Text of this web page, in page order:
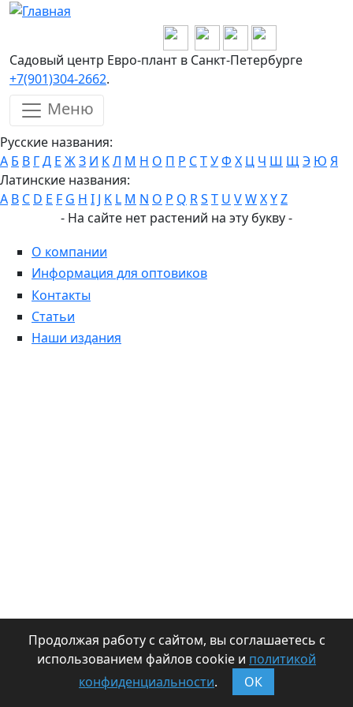
Перейти к основному содержанию
Садовый центр Евро-плант в Санкт-Петербурге
+7(901)304-2662.
Меню
Русские названия:
А Б В ГД Е ЖЗ И КЛ М Н О П Р СТУФ Х Ц Ч Ш ЩЭ Ю Я
Латинские названия:
A B C D E F G H I J K L M N O P Q RS T U VWXYZ
- На сайте нет растений на эту букву -
О компании
Информация для оптовиков
Контакты
Статьи
Наши издания
Продолжая работу с сайтом, вы соглашаетесь с
использованием файлов cookie и политикой
конфиденциальности. ОК